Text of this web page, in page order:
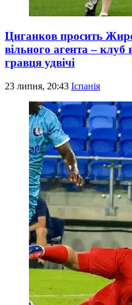
Циганков просить
вільного агента – клуб
гравця удвічі
23 липня, 20:43 Іспанія